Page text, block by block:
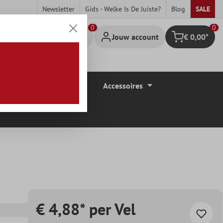
Newsletter Gids - Welke Is De Juiste? Blog SALE
Jouw account Winkelmandje
0
€ 0,00*
Accessoires
€ 4,88* per Vel